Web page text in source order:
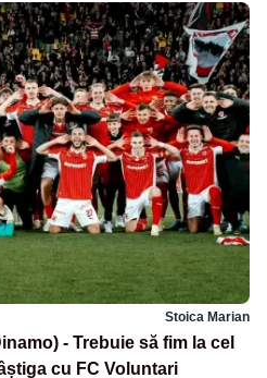
Stoica Marian
- Trebuie să fim la cel
cu FC Voluntari